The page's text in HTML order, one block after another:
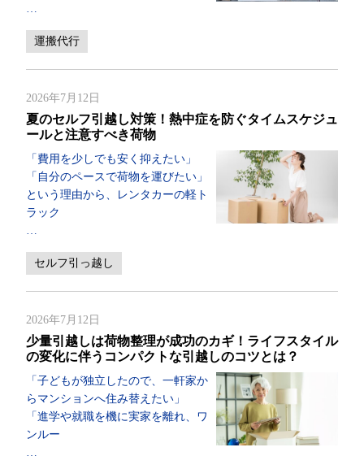
…
運搬代行
2026年7月12日
夏のセルフ引越し対策！熱中症を防ぐタイムスケジュ
ールと注意すべき荷物
「費用を少しでも安く抑えたい」
「自分のペースで荷物を運びたい」
という理由から、レンタカーの軽ト
ラック
…
セルフ引っ越し
2026年7月12日
少量引越しは荷物整理が成功のカギ！ライフスタイル
の変化に伴うコンパクトな引越しのコツとは？
「子どもが独立したので、一軒家か
らマンションへ住み替えたい」
「進学や就職を機に実家を離れ、ワ
ンルー
…